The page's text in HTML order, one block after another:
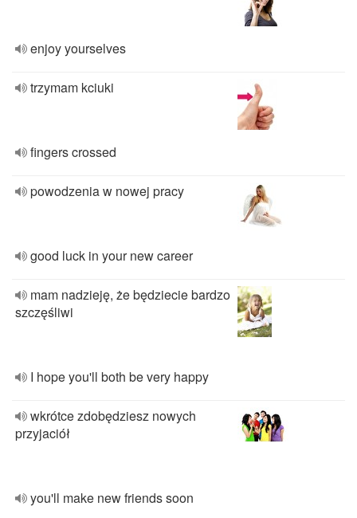
enjoy yourselves
trzymam kciuki
fingers crossed
powodzenia w nowej pracy
good luck in your new career
mam nadzieję, że będziecie bardzo
szczęśliwi
I hope you'll both be very happy
wkrótce zdobędziesz nowych
przyjaciół
you'll make new friends soon